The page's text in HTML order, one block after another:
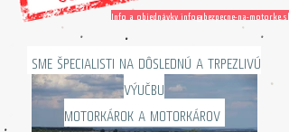
Info a objednávky info@bezpecne-na-motorke.sk
SME ŠPECIALISTI NA DÔSLEDNÚ A TRPEZLIVÚ
VÝUČBU
MOTORKÁROK A MOTORKÁROV